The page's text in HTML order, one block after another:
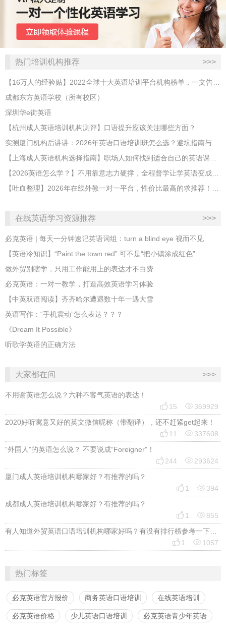
热门培训机构推荐 >>>
【16万人的经验贴】2022全球十大英语培训平台机构榜单，一文告诉你
成都东方英语学校（所有校区）
深圳华e街英语
【杭州成人英语培训机构测评】口语提升应该关注哪些方面？
实测厦门机构后讲讲：2026年英语口语培训班怎么选？避坑指南与高效学习新范式
【上海成人英语机构选择指南】职场人如何找到适合自己的英语课程？
【2026英语怎么学？】不用靠意志力硬撑，全程督学让学英语变成日常习惯
【吐血整理】2026年在线外教一对一平台，性价比最高的求推荐！哪家效果好？
在线英语学习资源推荐 >>>
必克英语 | 每天一分钟速记英语词组：turn a blind eye 视而不见
​【英语冷知识】“Paint the town red” 可不是“把小镇涂成红色”
做外贸别瞎学，只用工作能用上的表达才不白费
必克英语：一对一教学，打造高效英语学习体验
【中英双语阅读】齐齐哈尔遭遇数十年一遇大雪
英语写作：“手机震动”怎么表达？？？
《Dream It Possible》
听歌学英语的正确方法
大家都在问 >>>
不用谢英语怎么说？六种不客气英语的表达！
 15 369929
2020好听寓意又好的英文微信昵称（带翻译），还不赶紧get起来！
 11 337608
“外国人”的英语怎么说？ 不要说成“Foreigner”！
 244 293624
厦门成人英语培训机构哪家好？有推荐的吗？
 1 394
成都成人英语培训机构哪家好？有推荐的吗？
 1 855
有人知道外贸英语口语培训机构哪家好吗？有没有排行榜参考一下？最好说下费用
 1 1057
热门标签
必克英语官方报价 商务英语口语培训 在线英语培训
必克英语价格 少儿英语口语培训 必克英语青少年英语